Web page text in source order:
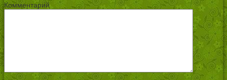
Комментарий